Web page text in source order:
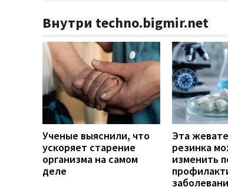
Внутри techno.bigmir.net
Ученые выяснили, что
ускоряет старение
организма на самом
деле
Эта
резинка
изменить